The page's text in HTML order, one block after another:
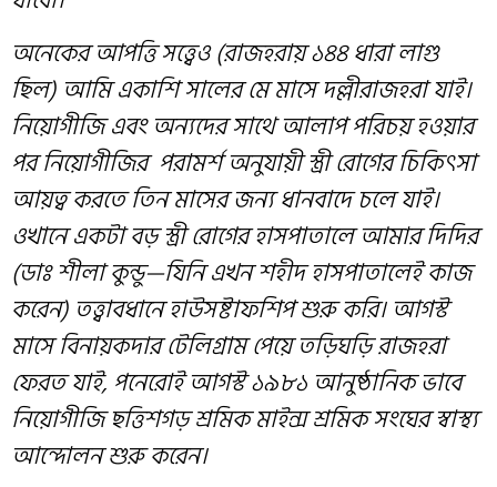
অনেকের আপত্তি সত্ত্বেও (রাজহরায় ১৪৪ধারালাগু
ছিল) আমি একাশি সালের মে মাসে দল্লীরাজহরা যাই।
নিয়োগীজি এবং অন্যদের সাথে আলাপ পরিচয় হওয়ার
পর নিয়োগীজির পরামর্শ অনুযায়ী স্ত্রী রোগের চিকিৎসা
আয়ত্ব করতে তিন মাসের জন্য ধানবাদে চলে যাই।
ওখানে একটা বড় স্ত্রী রোগের হাসপাতালে আমার দিদির
(ডাঃ শীলা কুন্ডু—যিনি এখন শহীদ হাসপাতালেই কাজ
করেন) তত্ত্বাবধানে হাউসষ্টাফশিপ শুরু করি।আগস্ট
মাসেবিনায়কদার টেলিগ্রামপেয়েতড়িঘড়ি রাজহরা
ফেরত যাই, পনেরোই আগস্ট১৯৮১ আনুষ্ঠানিক ভাবে
নিয়োগীজি ছত্তিশগড় শ্রমিক মাইন্স শ্রমিক সংঘের স্বাস্থ্য
আন্দোলনশুরু করেন।